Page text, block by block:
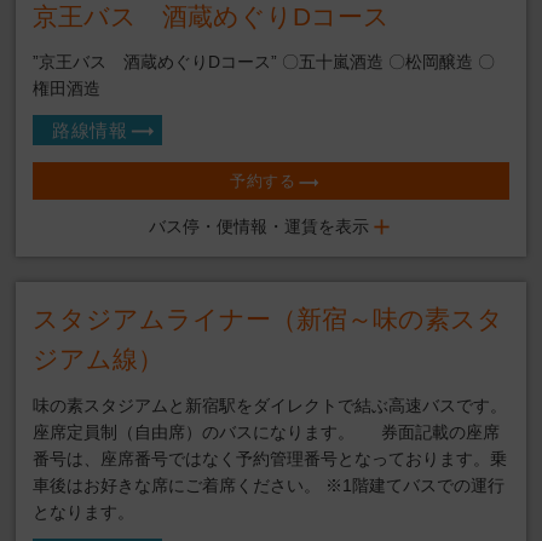
京王バス 酒蔵めぐりDコース
”京王バス 酒蔵めぐりDコース” 〇五十嵐酒造 〇松岡醸造 〇
権田酒造
路線情報
予約する
バス停・便情報・運賃を表示
スタジアムライナー（新宿～味の素スタ
ジアム線）
味の素スタジアムと新宿駅をダイレクトで結ぶ高速バスです。
座席定員制（自由席）のバスになります。 券面記載の座席
番号は、座席番号ではなく予約管理番号となっております。乗
車後はお好きな席にご着席ください。 ※1階建てバスでの運行
となります。